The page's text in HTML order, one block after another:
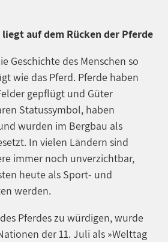
liegt auf dem Rücken der Pferde
Geschichte des Menschen so
wie das Pferd. Pferde haben
gepflügt und Güter
Statussymbol, haben
wurden im Bergbau als
In vielen Ländern sind
immer noch unverzichtbar,
heute als Sport- und
werden.
Pferdes zu würdigen, wurde
der 11. Juli als »Welttag